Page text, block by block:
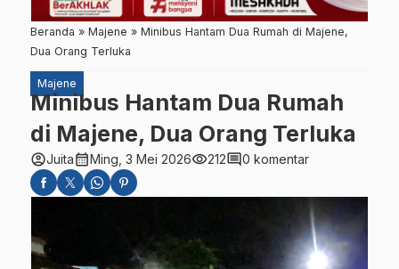
Beranda » Majene » Minibus Hantam Dua Rumah di Majene,
Dua Orang Terluka
Majene
Minibus Hantam Dua Rumah
di Majene, Dua Orang Terluka
account_circleJuitacalendar_monthMing, 3 Mei 2026visibility212comment0 komentar